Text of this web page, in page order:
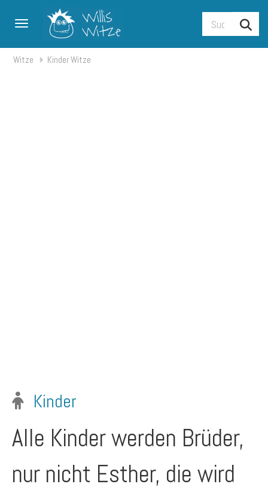
Toggle navigation
Witze Kinder Witze
Kinder
Alle Kinder werden Brüder,
nur nicht Esther, die wird